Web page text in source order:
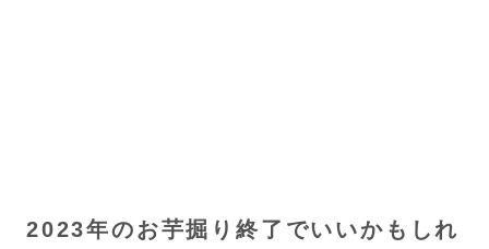
2023年のお芋掘り終了でいいかもしれ